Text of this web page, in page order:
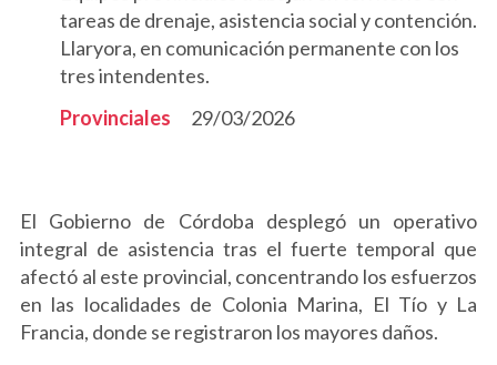
tareas de drenaje, asistencia social y contención.
Llaryora, en comunicación permanente con los
tres intendentes.
Provinciales
29/03/2026
El Gobierno de Córdoba desplegó un operativo
integral de asistencia tras el fuerte temporal que
afectó al este provincial, concentrando los esfuerzos
en las localidades de Colonia Marina, El Tío y La
Francia, donde se registraron los mayores daños.